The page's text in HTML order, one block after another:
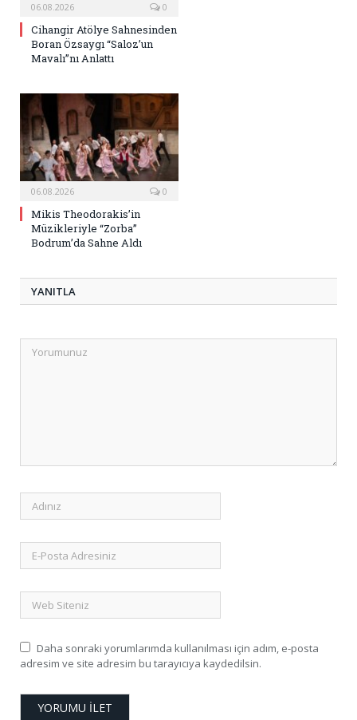
06.08.2026 0
Cihangir Atölye Sahnesinden
Boran Özsaygı “Saloz’un
Mavalı”nı Anlattı
06.08.2026 0
Mikis Theodorakis’in
Müzikleriyle “Zorba”
Bodrum’da Sahne Aldı
YANITLA
Daha sonraki yorumlarımda kullanılması için adım, e-posta
adresim ve site adresim bu tarayıcıya kaydedilsin.